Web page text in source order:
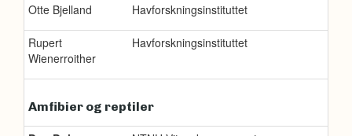
Otte Bjelland Havforskningsinstituttet
Rupert
Wienerroither
Havforskningsinstituttet
Amfibier og reptiler